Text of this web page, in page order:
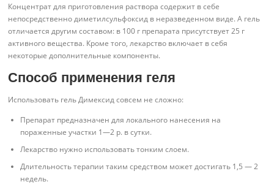
Концентрат для приготовления раствора содержит в себе
непосредственно диметилсульфоксид в неразведенном виде. А гель
отличается другим составом: в 100 г препарата присутствует 25 г
активного вещества. Кроме того, лекарство включает в себя
некоторые дополнительные компоненты.
Способ применения геля
Использовать гель Димексид совсем не сложно:
Препарат предназначен для локального нанесения на
пораженные участки 1—2 р. в сутки.
Лекарство нужно использовать тонким слоем.
Длительность терапии таким средством может достигать 1,5 — 2
недель.